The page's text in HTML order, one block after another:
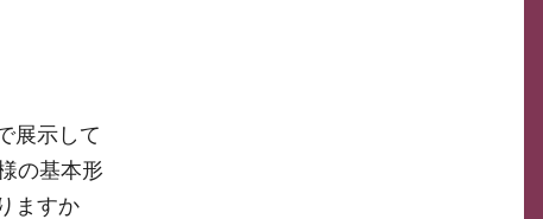
展示して
の基本形
ますか